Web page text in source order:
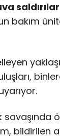
bakım
bildirilen